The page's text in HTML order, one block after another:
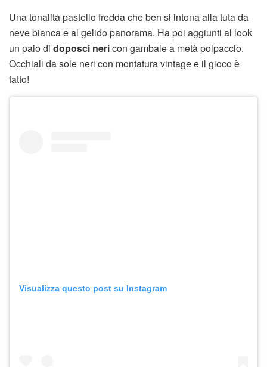
Una tonalità pastello fredda che ben si intona alla tuta da
neve bianca e al gelido panorama. Ha poi aggiunti al look
un paio di doposci nericon gambale a metà polpaccio.
Occhiali da sole neri con montatura vintage e il gioco è
fatto!
Visualizza questo post su Instagram